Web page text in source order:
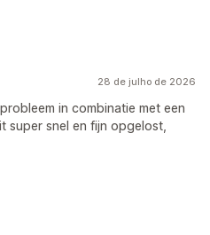
28 de julho de 2026
in combinatie met een
super snel en fijn opgelost,